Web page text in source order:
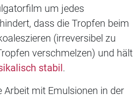
um jedes
dass die Tropfen beim
(irreversibel zu
verschmelzen) und hält
stabil.
Arbeit mit Emulsionen in der